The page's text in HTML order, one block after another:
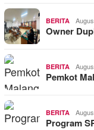
BERITA
Owner
BERITA
Pemkot
BERITA
Program